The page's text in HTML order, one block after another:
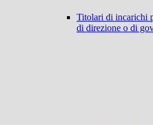
Titolari di incarichi
di direzione o di